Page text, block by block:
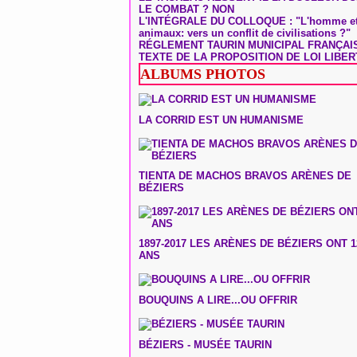
LE COMBAT ? NON
L'INTÉGRALE DU COLLOQUE : "L'homme
animaux: vers un conflit de civilisations ?"
RÉGLEMENT TAURIN MUNICIPAL
TEXTE DE LA PROPOSITION DE LOI
ALBUMS PHOTOS
LA CORRID EST UN HUMANISME
TIENTA DE MACHOS BRAVOS ARÈNES DE
BÉZIERS
1897-2017 LES ARÈNES DE BÉZIERS ONT
ANS
BOUQUINS A LIRE...OU OFFRIR
BÉZIERS - MUSÉE TAURIN